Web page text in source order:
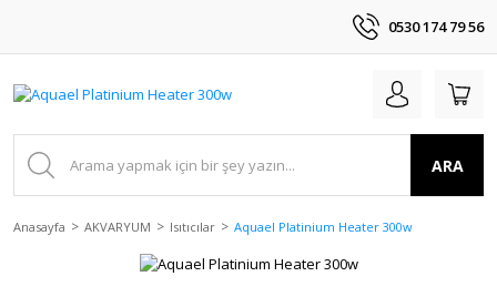
0530 174 79 56
ARA
Anasayfa AKVARYUM Isıtıcılar Aquael Platinium Heater 300w